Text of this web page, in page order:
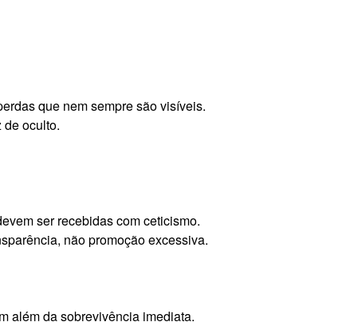
que nem sempre são visíveis.
oculto.
ser recebidas com ceticismo.
não promoção excessiva.
além da sobrevivência imediata.